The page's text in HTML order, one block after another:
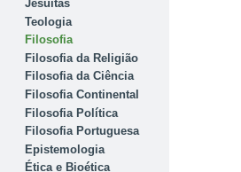
Jesuítas
Teologia
Filosofia
Filosofia da Religião
Filosofia da Ciência
Filosofia Continental
Filosofia Política
Filosofia Portuguesa
Epistemologia
Ética e Bioética